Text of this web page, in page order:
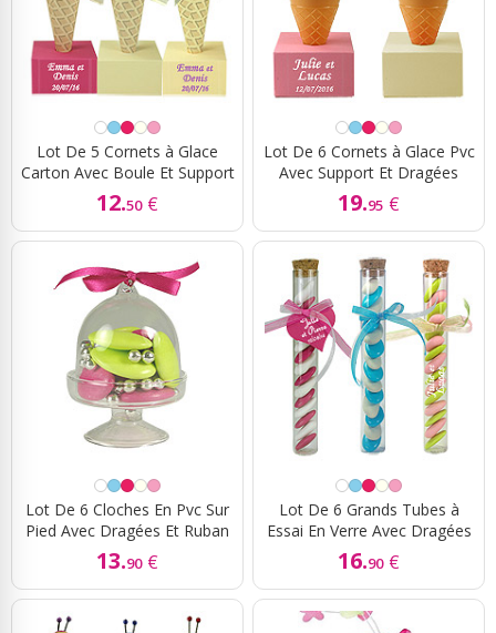
Lot De 5 Cornets à Glace
Carton Avec Boule Et Support
12.50 €
Lot De 6 Cornets à Glace Pvc
Avec Support Et Dragées
19.95 €
Lot De 6 Cloches En Pvc Sur
Pied Avec Dragées Et Ruban
13.90 €
Lot De 6 Grands Tubes à
Essai En Verre Avec Dragées
16.90 €